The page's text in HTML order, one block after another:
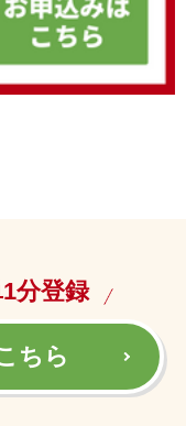
分登録
ちら